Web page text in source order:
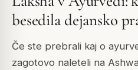
besedila dejansko
Če ste prebrali kaj o
zagotovo naleteli na